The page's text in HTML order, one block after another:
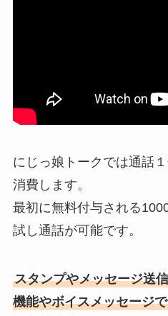
にじっ娘トークでは通話
消費します。
最初に無料付与される
試し通話が可能です。
スタンプやメッセージ送
機能やボイスメッセージ